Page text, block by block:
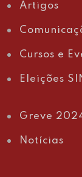
Artigos
Cursos e
Eleições
Greve
Notícias